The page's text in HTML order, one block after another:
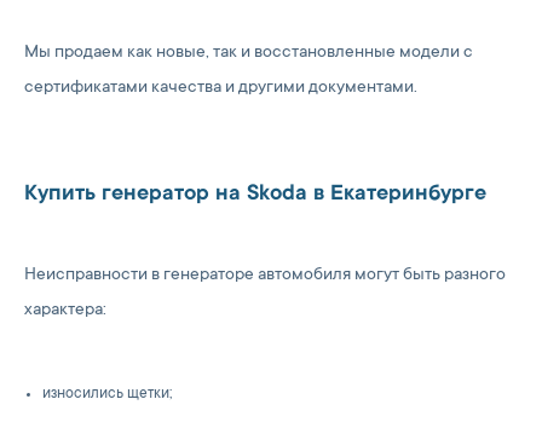
Мы продаем как новые, так и восстановленные модели с
сертификатами качества и другими документами.
Купить генератор на Skoda в Екатеринбурге
Неисправности в генераторе автомобиля могут быть разного
характера:
износились щетки;